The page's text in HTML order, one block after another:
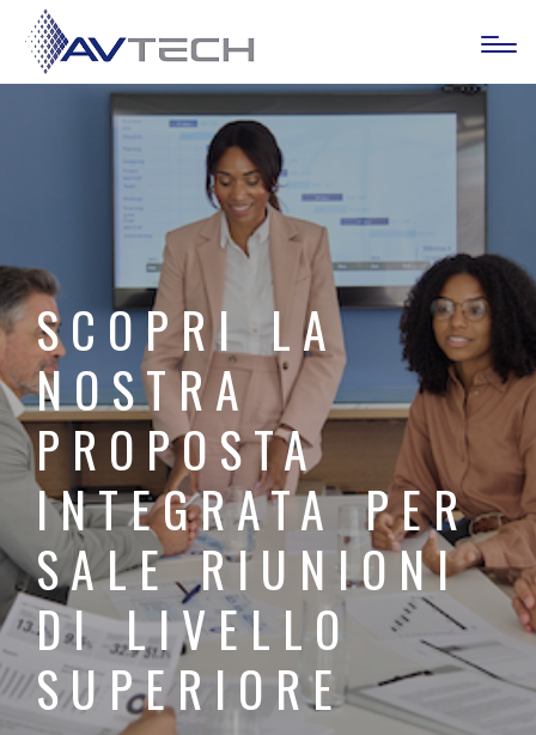
SCOPRI LA
NOSTRA
PROPOSTA
INTEGRATA PER
SALE RIUNIONI
DI LIVELLO
SUPERIORE